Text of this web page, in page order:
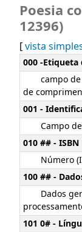
Poesia
12396)
[vista
Detalhes
000 -
campo
de
001 -
Campo
010 ## - ISBN
Número
100 ## -
Dados
101 0# -